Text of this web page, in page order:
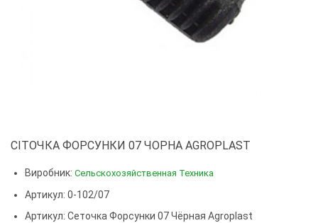
СІТОЧКА ФОРСУНКИ 07 ЧОРНА AGROPLAST
Виробник: Сельскохозяйственная Техника
Артикул: 0-102/07
Артикул: Сеточка Форсунки 07 Чёрная Agroplast